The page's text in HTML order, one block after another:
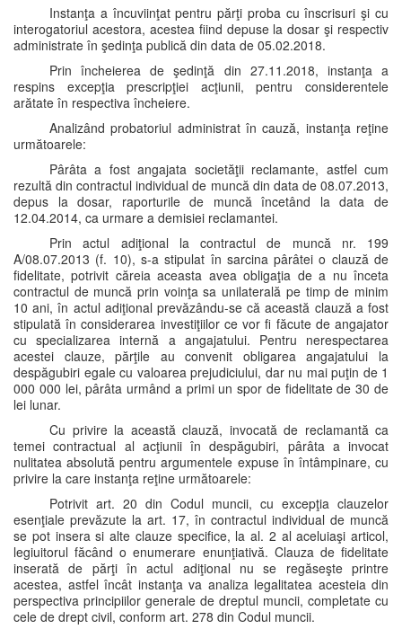
Instanţa a încuviinţat pentru părţi proba cu înscrisuri şi cu
interogatoriul acestora, acestea fiind depuse la dosar şi respectiv
administrate în şedinţa publică din data de 05.02.2018.
Prin încheierea de şedinţă din 27.11.2018, instanţa a
respins excepţia prescripţiei acţiunii, pentru considerentele
arătate în respectiva încheiere.
Analizând probatoriul administrat în cauză, instanţa reţine
următoarele:
Pârâta a fost angajata societăţii reclamante, astfel cum
rezultă din contractul individual de muncă din data de 08.07.2013,
depus la dosar, raporturile de muncă încetând la data de
12.04.2014, ca urmare a demisiei reclamantei.
Prin actul adiţional la contractul de muncă nr. 199
A/08.07.2013 (f. 10), s-a stipulat în sarcina pârâtei o clauză de
fidelitate, potrivit căreia aceasta avea obligaţia de a nu înceta
contractul de muncă prin voinţa sa unilaterală pe timp de minim
10 ani, în actul adiţional prevăzându-se că această clauză a fost
stipulată în considerarea investiţiilor ce vor fi făcute de angajator
cu specializarea internă a angajatului. Pentru nerespectarea
acestei clauze, părţile au convenit obligarea angajatului la
despăgubiri egale cu valoarea prejudiciului, dar nu mai puţin de 1
000 000 lei, pârâta urmând a primi un spor de fidelitate de 30 de
lei lunar.
Cu privire la această clauză, invocată de reclamantă ca
temei contractual al acţiunii în despăgubiri, pârâta a invocat
nulitatea absolută pentru argumentele expuse în întâmpinare, cu
privire la care instanţa reţine următoarele:
Potrivit art. 20 din Codul muncii, cu excepţia clauzelor
esenţiale prevăzute la art. 17, în contractul individual de muncă
se pot insera si alte clauze specifice, la al. 2 al aceluiaşi articol,
legiuitorul făcând o enumerare enunţiativă. Clauza de fidelitate
inserată de părţi în actul adiţional nu se regăseşte printre
acestea, astfel încât instanţa va analiza legalitatea acesteia din
perspectiva principiilor generale de dreptul muncii, completate cu
cele de drept civil, conform art. 278 din Codul muncii.